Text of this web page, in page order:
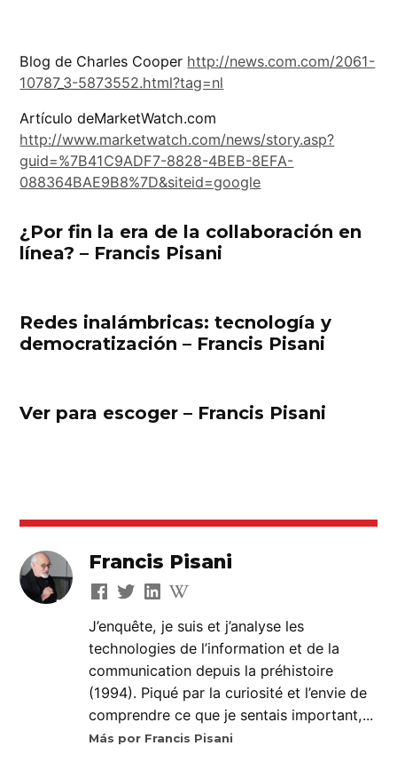
Blog de Charles Cooper http://news.com.com/2061-
10787_3-5873552.html?tag=nl
Artículo deMarketWatch.com
http://www.marketwatch.com/news/story.asp?
guid=%7B41C9ADF7-8828-4BEB-8EFA-
088364BAE9B8%7D&siteid=google
¿Por fin la era de la collaboración en
línea? – Francis Pisani
Redes inalámbricas: tecnología y
democratización – Francis Pisani
Ver para escoger – Francis Pisani
Francis Pisani
J’enquête, je suis et j’analyse les
technologies de l’information et de la
communication depuis la préhistoire
(1994). Piqué par la curiosité et l’envie de
comprendre ce que je sentais important,...
Más por Francis Pisani